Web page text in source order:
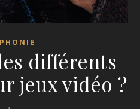
différents
jeux vidéo ?